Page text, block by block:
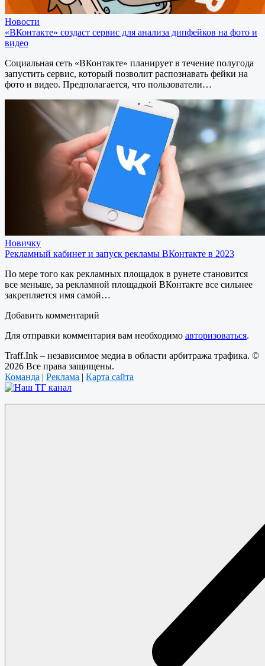
Новости
«ВКонтакте» создаст сервис для анализа дипфейков на фото и
видео
Социальная сеть «ВКонтакте» планирует в течение полугода
запустить сервис, который позволит распознавать фейки на
фото и видео. Предполагается, что пользователи…
Новичку
Рекламный кабинет и запуск рекламы ВКонтакте в 2023
По мере того как рекламных площадок в рунете становится
все меньше, за рекламной площадкой ВКонтакте все сильнее
закрепляется имя самой…
Добавить комментарий
Для отправки комментария вам необходимо авторизоваться.
Traff.Ink – независимое медиа в области арбитража трафика. ©
2026 Все права защищены.
Команда | Реклама | Карта сайта